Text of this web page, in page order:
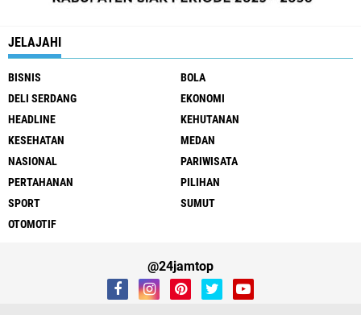
JELAJAHI
BISNIS
BOLA
DELI SERDANG
EKONOMI
HEADLINE
KEHUTANAN
KESEHATAN
MEDAN
NASIONAL
PARIWISATA
PERTAHANAN
PILIHAN
SPORT
SUMUT
OTOMOTIF
@24jamtop